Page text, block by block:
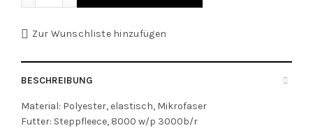
Zur Wunschliste hinzufügen
BESCHREIBUNG
Material: Polyester, elastisch, Mikrofaser
Futter: Steppfleece, 8000 w/p 3000b/r